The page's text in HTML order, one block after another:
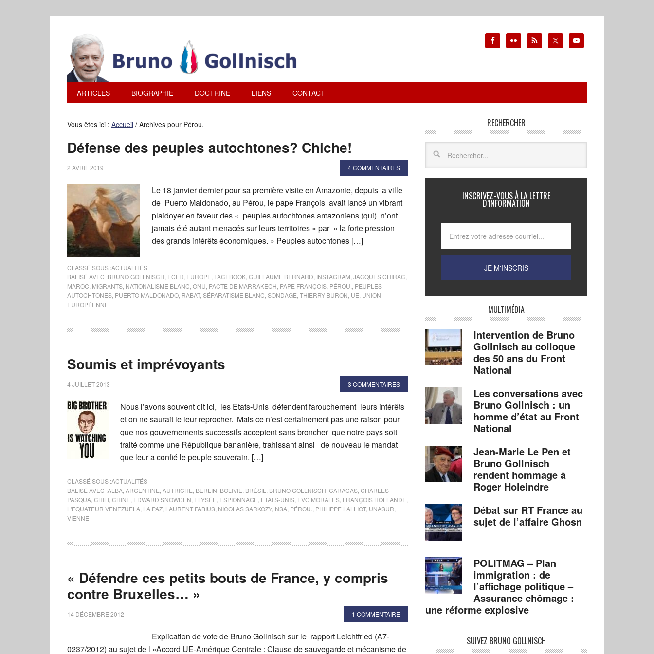
ARTICLES BIOGRAPHIE DOCTRINE LIENS CONTACT
Vous êtes ici : Accueil / Archives pour Pérou.
Défense des peuples autochtones? Chiche!
2 AVRIL 2019 4 COMMENTAIRES
Le 18 janvier dernier pour sa première visite en Amazonie, depuis la ville
de Puerto Maldonado, au Pérou, le pape François avait lancé un vibrant
plaidoyer en faveur des « peuples autochtones amazoniens (qui) n’ont
jamais été autant menacés sur leurs territoires » par « la forte pression
des grands intérêts économiques. » Peuples autochtones […]
CLASSÉ SOUS :ACTUALITÉS
BALISÉ AVEC :BRUNO GOLLNISCH ECFR EUROPE FACEBOOK GUILLAUME BERNARD INSTAGRAM JACQUES CHIRAC
MAROC MIGRANTS NATIONALISME BLANC ONU PACTE DE MARRAKECH PAPE FRANÇOIS PÉROU.
PEUPLES
AUTOCHTONES PUERTO MALDONADO RABAT, SÉPARATISME BLANC SONDAGE THIERRY BURON UE UNION
EUROPÉENNE
Soumis et imprévoyants
4 JUILLET 2013 3 COMMENTAIRES
Nous l’avons souvent dit ici, les Etats-Unis défendent farouchement leurs intérêts
et on ne saurait le leur reprocher. Mais ce n’est certainement pas une raison pour
que nos gouvernements successifs acceptent sans broncher que notre pays soit
traité comme une République bananière, trahissant ainsi de nouveau le mandat
que leur a confié le peuple souverain. […]
CLASSÉ SOUS :ACTUALITÉS
BALISÉ AVEC :ALBA ARGENTINE AUTRICHE BERLIN BOLIVIE BRÉSIL BRUNO GOLLNISCH CARACAS CHARLES
PASQUA CHILI CHINE EDWARD SNOWDEN ELYSÉE ESPIONNAGE ETATS-UNIS EVO MORALES FRANÇOIS HOLLANDE
L'EQUATEUR VENEZUELA LA PAZ LAURENT FABIUS NICOLAS SARKOZY, NSA PÉROU. PHILIPPE LALLIOT, UNASUR
VIENNE
« Défendre ces petits bouts de France, y compris
contre Bruxelles… »
14 DÉCEMBRE 2012 1 COMMENTAIRE
Explication de vote de Bruno Gollnisch sur le rapport Leichtfried (A7-
0237/2012) au sujet de l »Accord UE-Amérique Centrale : Clause de sauvegarde et mécanisme de
RECHERCHER
INSCRIVEZ-VOUS À LA LETTRE
D’INFORMATION
MULTIMÉDIA
Intervention de Bruno
Gollnisch au colloque
des 50 ans du Front
National
Les conversations avec
Bruno Gollnisch : un
homme d’état au Front
National
Jean-Marie Le Pen et
Bruno Gollnisch
rendent hommage à
Roger Holeindre
Débat sur RT France au
sujet de l’affaire Ghosn
POLITMAG – Plan
immigration : de
l’affichage politique –
Assurance chômage :
une réforme explosive
SUIVEZ BRUNO GOLLNISCH